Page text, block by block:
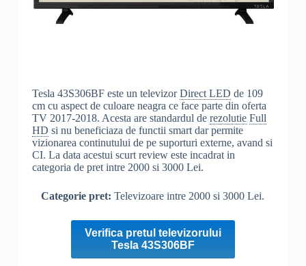
Tesla 43S306BF este un televizorDirect LED de 109
cm cu aspect de culoare neagra ce face parte din oferta
TV 2017-2018. Acesta are standardul de rezolutie Full
HD si nu beneficiaza de functii smart dar permite
vizionarea continutului de pe suporturi externe, avand si
CI. La data acestui scurt review este incadrat in
categoria de pret intre 2000 si 3000 Lei.
Categorie pret:Televizoare intre 2000 si 3000 Lei.
Verifica pretul televizorului
Tesla 43S306BF